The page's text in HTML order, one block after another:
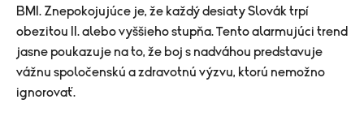
BMI. Znepokojujúce je, že každý desiaty Slovák trpí
obezitou II. alebo vyššieho stupňa. Tento alarmujúci trend
jasne poukazuje na to, že boj s nadváhou predstavuje
vážnu spoločenskú a zdravotnú výzvu, ktorú nemožno
ignorovať.